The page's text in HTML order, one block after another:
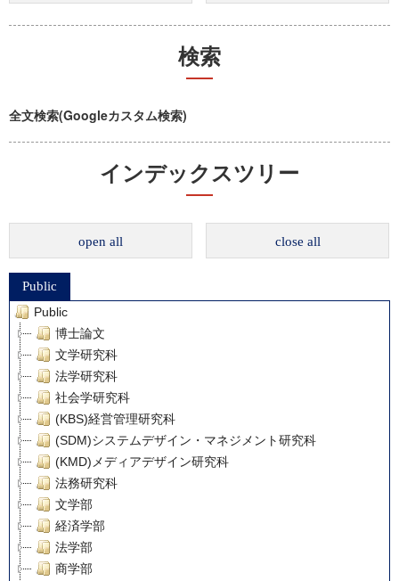
検索
全文検索(Googleカスタム検索)
インデックスツリー
open all close all
Public
Public
博士論文
文学研究科
法学研究科
社会学研究科
(KBS)経営管理研究科
(SDM)システムデザイン・マネジメント研究科
(KMD)メディアデザイン研究科
法務研究科
文学部
経済学部
法学部
商学部